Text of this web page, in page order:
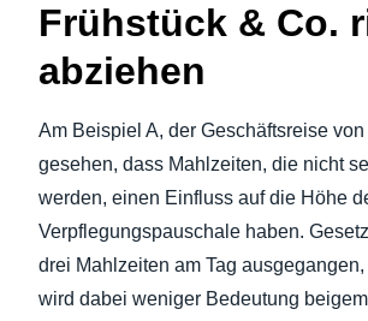
Frühstück & Co.
abziehen
Am Beispiel A, der Geschäftsreise
gesehen, dass Mahlzeiten, die nicht
werden, einen Einfluss auf die Höhe
Verpflegungspauschale haben.
drei Mahlzeiten am Tag
wird dabei weniger Bedeutung